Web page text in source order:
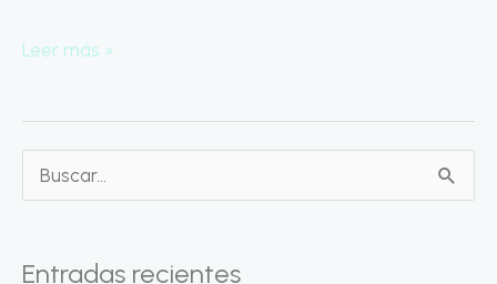
la
Leer más »
Entradas recientes